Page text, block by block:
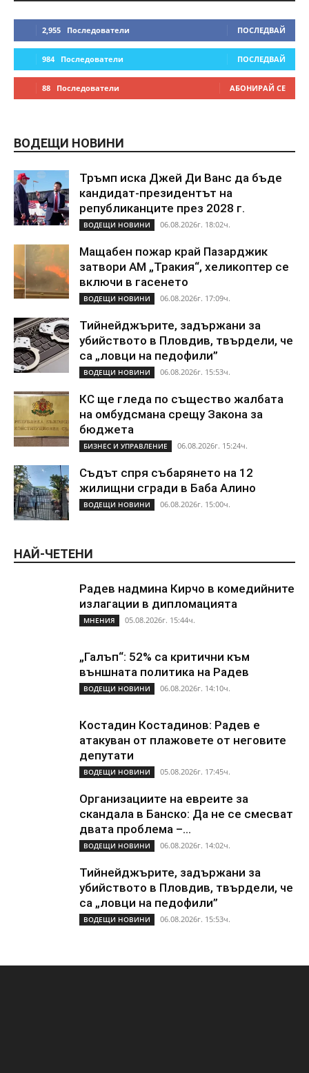
2,955 Последователи ПОСЛЕДВАЙ
984 Последователи ПОСЛЕДВАЙ
88 Последователи АБОНИРАЙ СЕ
ВОДЕЩИ НОВИНИ
Тръмп иска Джей Ди Ванс да бъде
кандидат-президентът на
републиканците през 2028 г.
ВОДЕЩИ НОВИНИ 06.08.2026г. 18:02ч.
Мащабен пожар край Пазарджик
затвори АМ „Тракия“, хеликоптер се
включи в гасенето
ВОДЕЩИ НОВИНИ 06.08.2026г. 17:09ч.
Тийнейджърите, задържани за
убийството в Пловдив, твърдели, че
са „ловци на педофили”
ВОДЕЩИ НОВИНИ 06.08.2026г. 15:53ч.
КС ще гледа по същество жалбата
на омбудсмана срещу Закона за
бюджета
БИЗНЕС И УПРАВЛЕНИЕ 06.08.2026г. 15:24ч.
Съдът спря събарянето на 12
жилищни сгради в Баба Алино
ВОДЕЩИ НОВИНИ 06.08.2026г. 15:00ч.
НАЙ-ЧЕТЕНИ
Радев надмина Кирчо в комедийните
излагации в дипломацията
МНЕНИЯ 05.08.2026г. 15:44ч.
„Галъп“: 52% са критични към
външната политика на Радев
ВОДЕЩИ НОВИНИ 06.08.2026г. 14:10ч.
Костадин Костадинов: Радев е
атакуван от плажoвете от неговите
депутати
ВОДЕЩИ НОВИНИ 05.08.2026г. 17:45ч.
Организациите на евреите за
скандала в Банско: Да не се смесват
двата проблема –...
ВОДЕЩИ НОВИНИ 06.08.2026г. 14:02ч.
Тийнейджърите, задържани за
убийството в Пловдив, твърдели, че
са „ловци на педофили”
ВОДЕЩИ НОВИНИ 06.08.2026г. 15:53ч.